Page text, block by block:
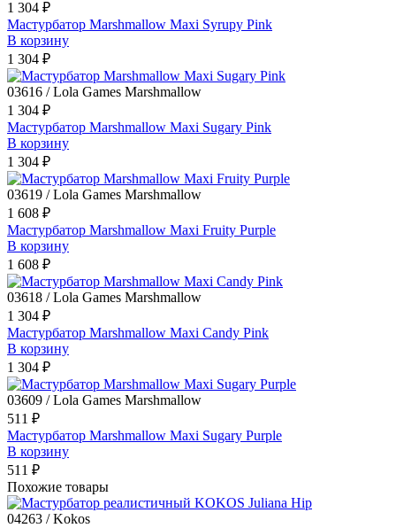
1 304 ₽
Мастурбатор Marshmallow Maxi Syrupy Pink
В корзину
1 304 ₽
03616 / Lola Games Marshmallow
1 304 ₽
Мастурбатор Marshmallow Maxi Sugary Pink
В корзину
1 304 ₽
03619 / Lola Games Marshmallow
1 608 ₽
Мастурбатор Marshmallow Maxi Fruity Purple
В корзину
1 608 ₽
03618 / Lola Games Marshmallow
1 304 ₽
Мастурбатор Marshmallow Maxi Candy Pink
В корзину
1 304 ₽
03609 / Lola Games Marshmallow
511 ₽
Мастурбатор Marshmallow Maxi Sugary Purple
В корзину
511 ₽
Похожие товары
04263 / Kokos